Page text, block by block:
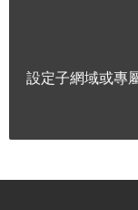
設定子網域或專